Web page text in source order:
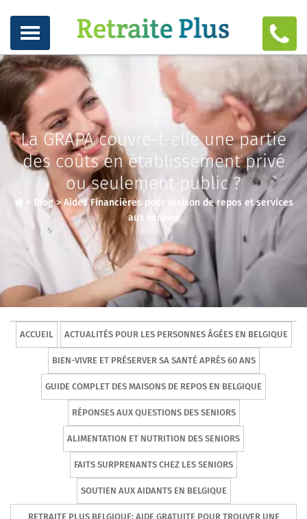
La GRAPA couvre-t-elle une partie
des coûts en établissement privé
ou seulement public ?
> Blog>Aides Financières pour maison de repos et services
aux seniors
ACCUEIL ACTUALITÉS POUR LES PERSONNES ÂGÉES EN BELGIQUE
BIEN-VIVRE ET PRÉSERVER SA SANTÉ APRÈS 60 ANS
GUIDE COMPLET DES MAISONS DE REPOS EN BELGIQUE
RÉPONSES AUX QUESTIONS DES SENIORS
ALIMENTATION ET NUTRITION DES SENIORS
FAITS SURPRENANTS CHEZ LES SENIORS
SOUTIEN AUX AIDANTS EN BELGIQUE
RETRAITE PLUS BELGIQUE: AIDE GRATUITE POUR TROUVER UNE